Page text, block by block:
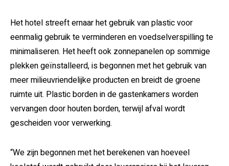
Het hotel streeft ernaar het gebruik van plastic voor
eenmalig gebruik te verminderen en voedselverspilling te
minimaliseren. Het heeft ook zonnepanelen op sommige
plekken geïnstalleerd, is begonnen met het gebruik van
meer milieuvriendelijke producten en breidt de groene
ruimte uit. Plastic borden in de gastenkamers worden
vervangen door houten borden, terwijl afval wordt
gescheiden voor verwerking.
“We zijn begonnen met het berekenen van hoeveel